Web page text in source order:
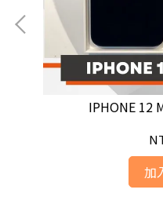
IPHONE 12
加